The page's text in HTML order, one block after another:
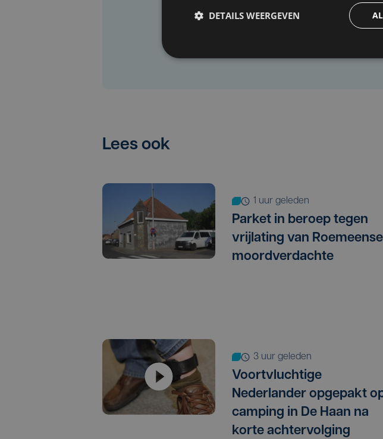
Heb je een taal- of
Lees ook
1 uur geleden
Parket in beroep tegen
vrijlating van Roemeense
moordverdachte
3 uur geleden
Voortvluchtige
Nederlander opgepakt
camping in De Haan na
korte achtervolging
DETAILS WEERGEVEN